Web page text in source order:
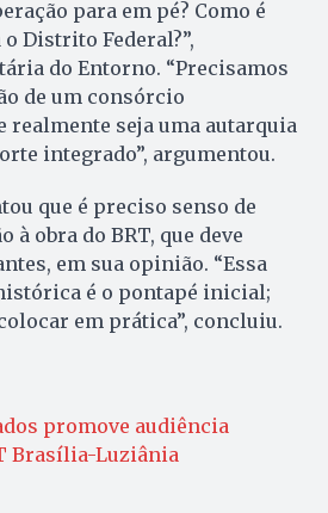
para em pé? Como é
Distrito Federal?”,
do Entorno. “Precisamos
de um consórcio
realmente seja uma autarquia
integrado”, argumentou.
que é preciso senso de
à obra do BRT, que deve
em sua opinião. “Essa
é o pontapé inicial;
em prática”, concluiu.
promove audiência
Brasília-Luziânia